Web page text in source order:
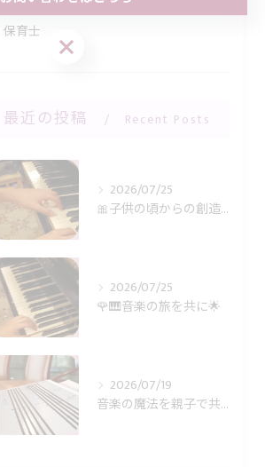
保育士
最近の投稿 Recent Posts
2026/07/25
🎀子供の頃からの創造力に感謝🎹✨
2026/07/25
🌹🎹音楽の旅を共に🌟
2026/07/19
音楽の魔法を親子で共有🎶
お問い合わせはこちら